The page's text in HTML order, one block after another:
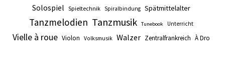
Solospiel Spieltechnik Spiralbindung Spätmittelalter
Tanzmelodien Tanzmusik Tunebook Unterricht
Vielle à roue Violon Volksmusik Walzer Zentralfrankreich À Dro